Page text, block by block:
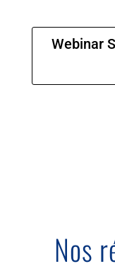
Webinar
Nos